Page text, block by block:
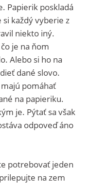
Papierik poskladá
si každý vyberie z
niekto iný.
je na ňom
Alebo si ho na
dané slovo.
pomáhať
na papieriku.
je. Pýtať sa však
odpoveď áno
potrebovať jeden
na zem